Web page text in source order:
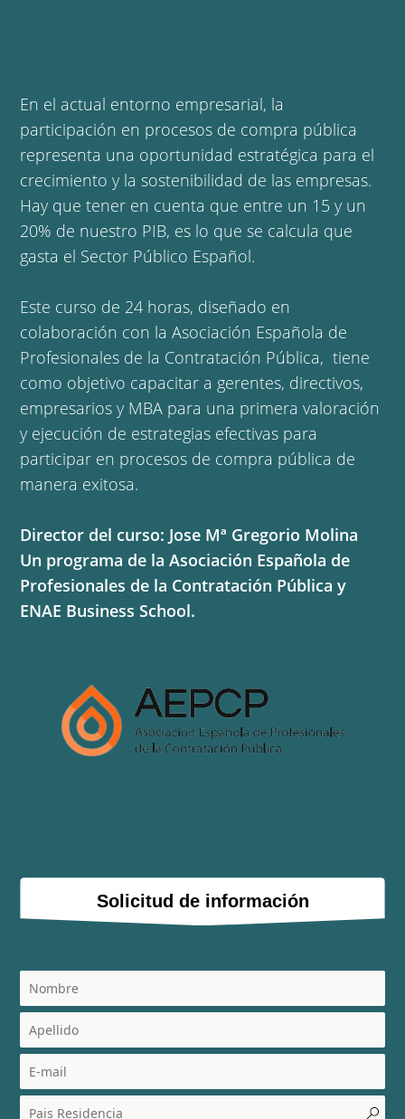
En el actual entorno empresarial, la
participación en procesos de compra pública
representa una oportunidad estratégica para el
crecimiento y la sostenibilidad de las empresas.
Hay que tener en cuenta que entre un 15 y un
20% de nuestro PIB, es lo que se calcula que
gasta el Sector Público Español.
Este curso de 24 horas, diseñado en
colaboración con la Asociación Española de
Profesionales de la Contratación Pública, tiene
como objetivo capacitar a gerentes, directivos,
empresarios y MBA para una primera valoración
y ejecución de estrategias efectivas para
participar en procesos de compra pública de
manera exitosa.
Director del curso: Jose Mª Gregorio Molina
Un programa de la Asociación Española de
Profesionales de la Contratación Pública y
ENAE Business School.
Solicitud de información